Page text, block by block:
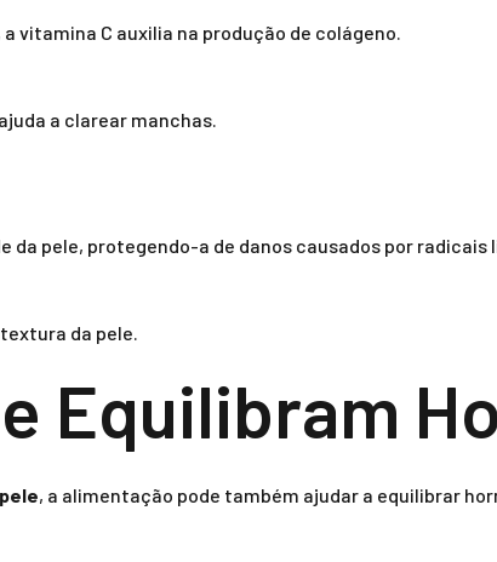
vitamina C auxilia na produção de colágeno.
a clarear manchas.
da pele, protegendo-a de danos causados por radicais
da pele.
Equilibram
, a alimentação pode também ajudar a equilibrar